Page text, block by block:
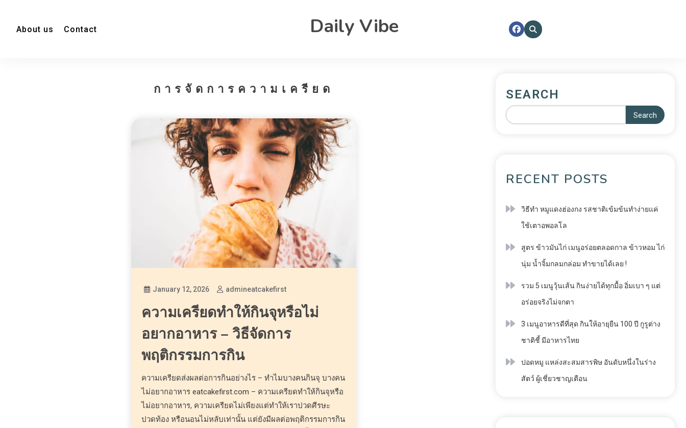
About us Contact Daily Vibe
การจัดการความเครียด
January 12, 2026 admineatcakefirst
ความเครียดทำให้กินจุหรือไม่
อยากอาหาร – วิธีจัดการ
พฤติกรรมการกิน
ความเครียดส่งผลต่อการกินอย่างไร – ทำไมบางคนกินจุ บางคน
ไม่อยากอาหาร eatcakefirst.com – ความเครียดทำให้กินจุหรือ
ไม่อยากอาหาร, ความเครียดไม่เพียงแต่ทำให้เราปวดศีรษะ
ปวดท้อง หรือนอนไม่หลับเท่านั้น แต่ยังมีผลต่อพฤติกรรมการกิน
SEARCH
Search
RECENT POSTS
วิธีทำ หมูแดงฮ่องกง รสชาติเข้มข้นทำง่ายแค่
ใช้เตาอพอลโล
สูตร ข้าวมันไก่ เมนูอร่อยตลอดกาล ข้าวหอม ไก่
นุ่ม น้ำจิ้มกลมกล่อม ทำขายได้เลย !
รวม 5 เมนูวุ้นเส้น กินง่ายได้ทุกมื้อ อิ่มเบา ๆ แต่
อร่อยจริงไม่จกตา
3 เมนูอาหารดีที่สุด กินให้อายุยืน 100 ปี กูรูต่าง
ชาติชี้ มีอาหารไทย
ปอดหมู แหล่งสะสมสารพิษ อันดับหนึ่งในร่าง
สัตว์ ผู้เชี่ยวชาญเตือน